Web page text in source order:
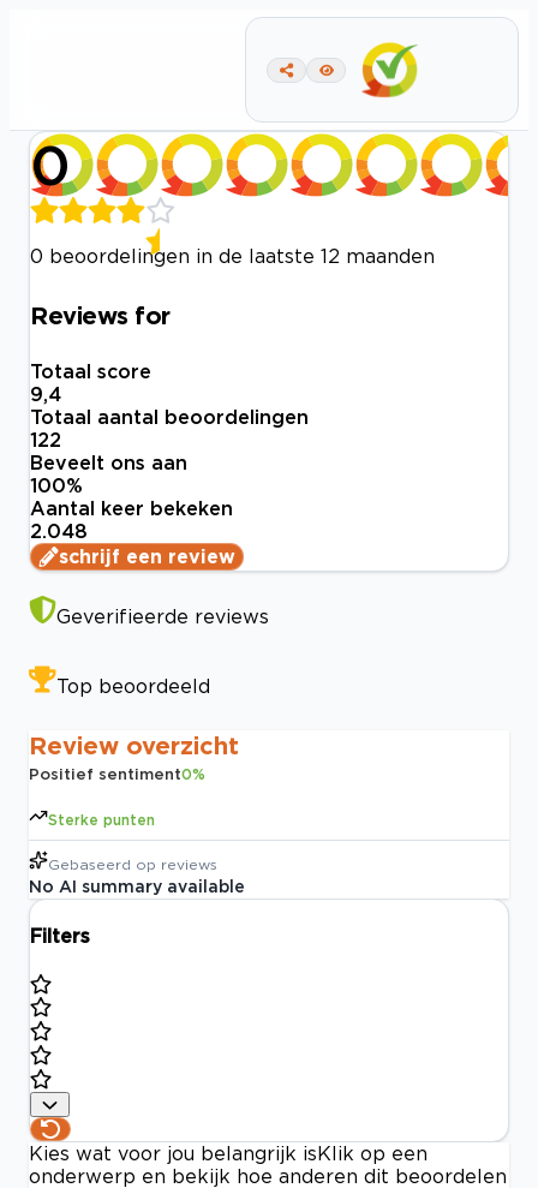
0
0 beoordelingen in de laatste 12 maanden
Reviews for
Totaal score
9,4
Totaal aantal beoordelingen
122
Beveelt ons aan
100%
Aantal keer bekeken
2.048
schrijf een review
Geverifieerde reviews
Top beoordeeld
Review overzicht
Positief sentiment0%
Sterke punten
Gebaseerd op reviews
No AI summary available
Filters
Kies wat voor jou belangrijk is Klik op een
onderwerp en bekijk hoe anderen dit beoordelen